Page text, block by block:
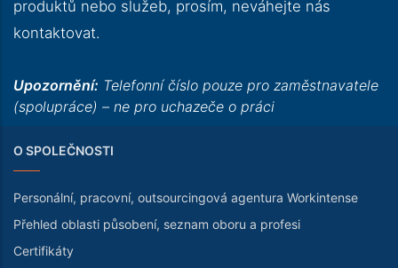
produktů nebo služeb, prosím, neváhejte nás
kontaktovat.
Upozornění: Telefonní číslo pouze pro zaměstnavatele
(spolupráce) – ne pro uchazeče o práci
O SPOLEČNOSTI
Personální, pracovní, outsourcingová agentura Workintense
Přehled oblasti působení, seznam oboru a profesi
Certifikáty